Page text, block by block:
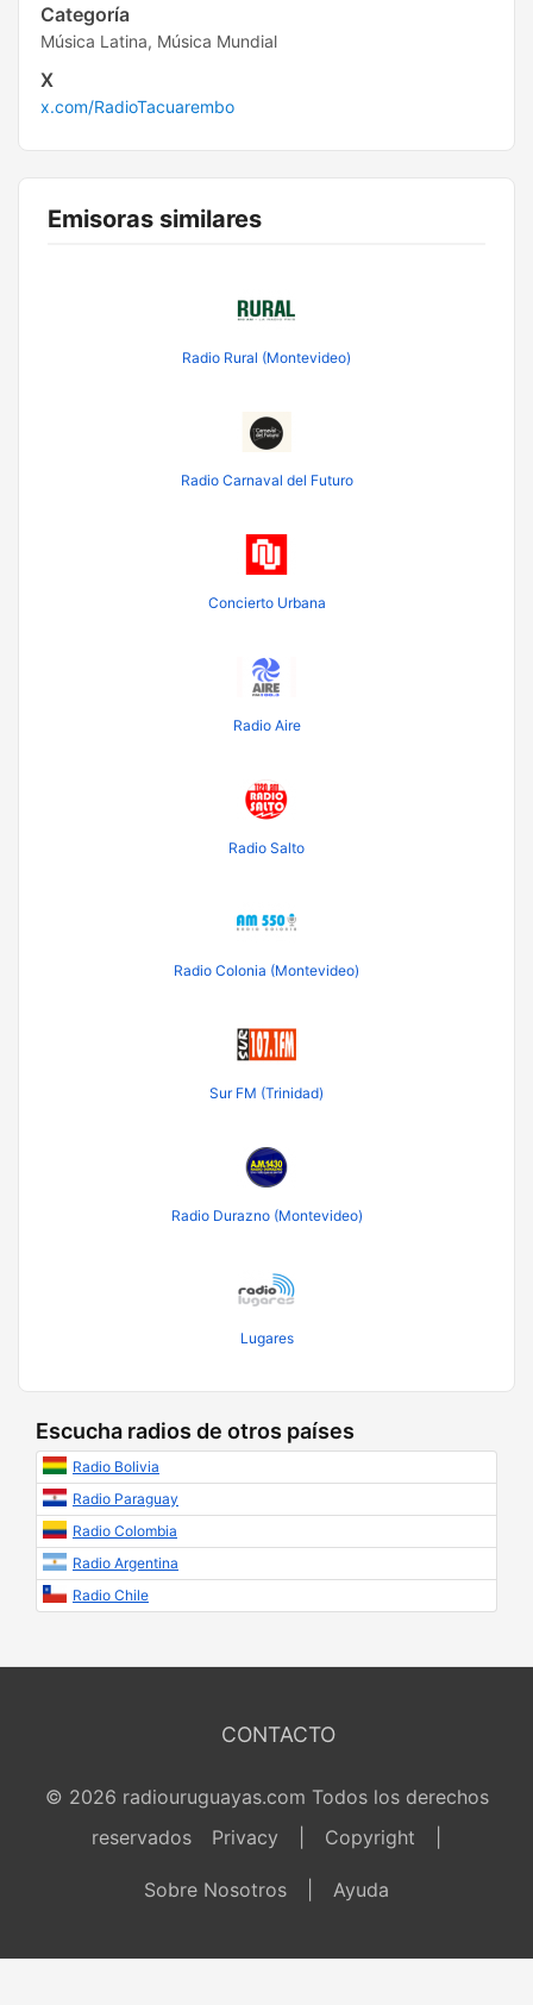
Categoría
Música Latina, Música Mundial
X
x.com/RadioTacuarembo
Emisoras similares
Radio Rural (Montevideo)
Radio Carnaval del Futuro
Concierto Urbana
Radio Aire
Radio Salto
Radio Colonia (Montevideo)
Sur FM (Trinidad)
Radio Durazno (Montevideo)
Lugares
Escucha radios de otros países
Radio Bolivia
Radio Paraguay
Radio Colombia
Radio Argentina
Radio Chile
CONTACTO
© 2026 radiouruguayas.com Todos los derechos
reservados
Privacy Copyright
Sobre Nosotros Ayuda